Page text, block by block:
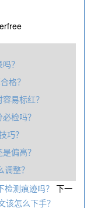
？
格？
易标红？
检吗？
巧？
偏高？
整？
测痕迹吗？ 下一
怎么下手？